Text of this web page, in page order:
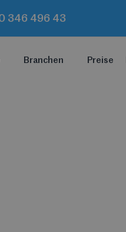
346 496 43
Branchen Preise